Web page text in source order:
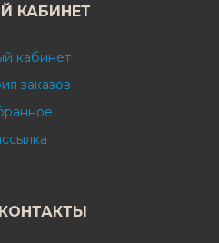
КАБИНЕТ
кабинет
заказов